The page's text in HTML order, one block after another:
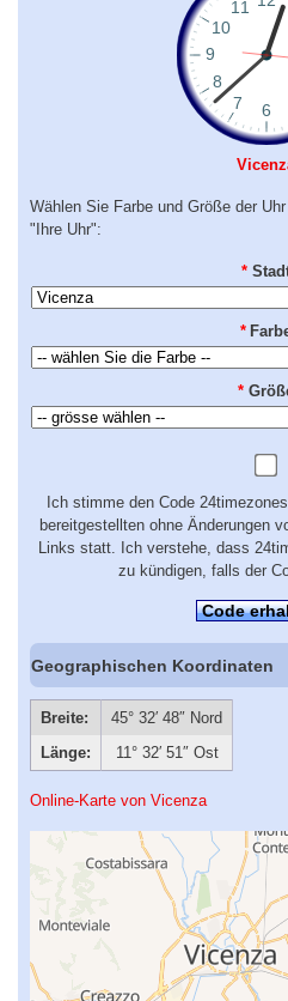
Wählen Sie Farbe und Größe der
"Ihre Uhr":
*
*
*
Ich stimme den Code
bereitgestellten ohne Änderungen
Links statt. Ich verstehe, dass
zu kündigen, falls der
Code
Geographischen Koordinaten
Breite:
45° 32′ 48″ Nord
Länge:
11° 32′ 51″ Ost
Online-Karte von Vicenza